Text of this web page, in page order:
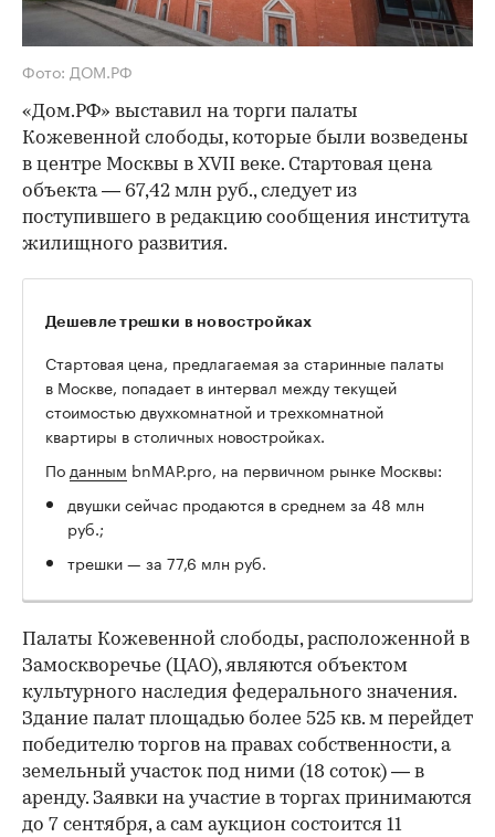
Фото: ДОМ.РФ
«Дом.РФ» выставил на торги палаты
Кожевенной слободы, которые были возведены
в центре Москвы в XVII веке. Стартовая цена
объекта — 67,42 млн руб., следует из
поступившего в редакцию сообщения института
жилищного развития.
Дешевле трешки в новостройках
Стартовая цена, предлагаемая за старинные палаты
в Москве, попадает в интервал между текущей
стоимостью двухкомнатной и трехкомнатной
квартиры в столичных новостройках.
По данным bnMAP.pro, на первичном рынке Москвы:
двушки сейчас продаются в среднем за 48 млн
руб.;
трешки — за 77,6 млн руб.
Палаты Кожевенной слободы, расположенной в
Замоскворечье (ЦАО), являются объектом
культурного наследия федерального значения.
Здание палат площадью более 525 кв. м перейдет
победителю торгов на правах собственности, а
земельный участок под ними (18 соток) — в
аренду. Заявки на участие в торгах принимаются
до 7 сентября, а сам аукцион состоится 11